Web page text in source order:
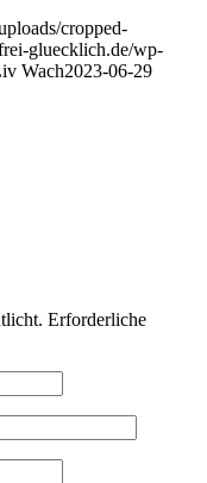
cropped-
gluecklich.de/wp-
Wach2023-06-29
Erforderliche